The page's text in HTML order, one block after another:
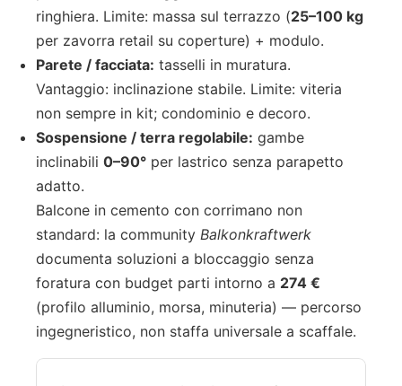
ringhiera. Limite: massa sul terrazzo (25–100 kg
per zavorra retail su coperture) + modulo.
Parete / facciata: tasselli in muratura.
Vantaggio: inclinazione stabile. Limite: viteria
non sempre in kit; condominio e decoro.
Sospensione / terra regolabile: gambe
inclinabili 0–90° per lastrico senza parapetto
adatto.
Balcone in cemento con corrimano non
standard: la community Balkonkraftwerk
documenta soluzioni a bloccaggio senza
foratura con budget parti intorno a 274 €
(profilo alluminio, morsa, minuteria) — percorso
ingegneristico, non staffa universale a scaffale.